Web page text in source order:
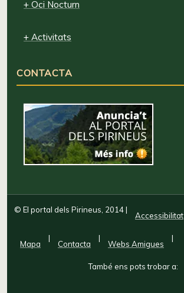
+ Oci Nocturn
+ Activitats
CONTACTA
© El portal dels Pirineus, 2014|
Accessibilitat
Mapa
|
Contacta
|
Webs Amigues
|
També ens pots trobar a: